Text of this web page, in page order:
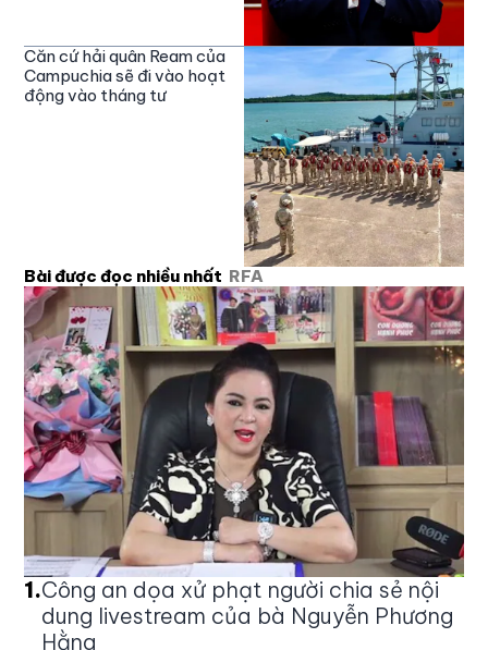
Căn cứ hải quân Ream của
Campuchia sẽ đi vào hoạt
động vào tháng tư
Bài được đọc nhiều nhất RFA
1.Công an dọa xử phạt người chia sẻ nội
dung livestream của bà Nguyễn Phương
Hằng